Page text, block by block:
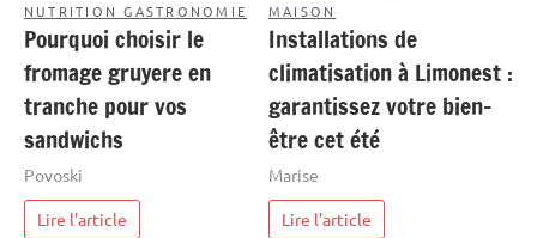
NUTRITION GASTRONOMIE
Pourquoi choisir le
fromage gruyere en
tranche pour vos
sandwichs
Povoski
Lire l'article
MAISON
Installations de
climatisation à Limonest :
garantissez votre bien-
être cet été
Marise
Lire l'article